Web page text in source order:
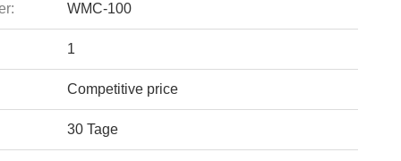
WMC-100
1
Competitive price
30 Tage